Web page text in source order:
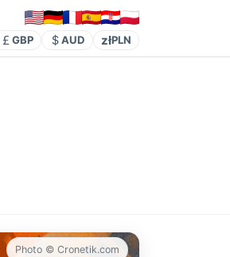
GBP AUD złPLN
Photo © Cronetik.com